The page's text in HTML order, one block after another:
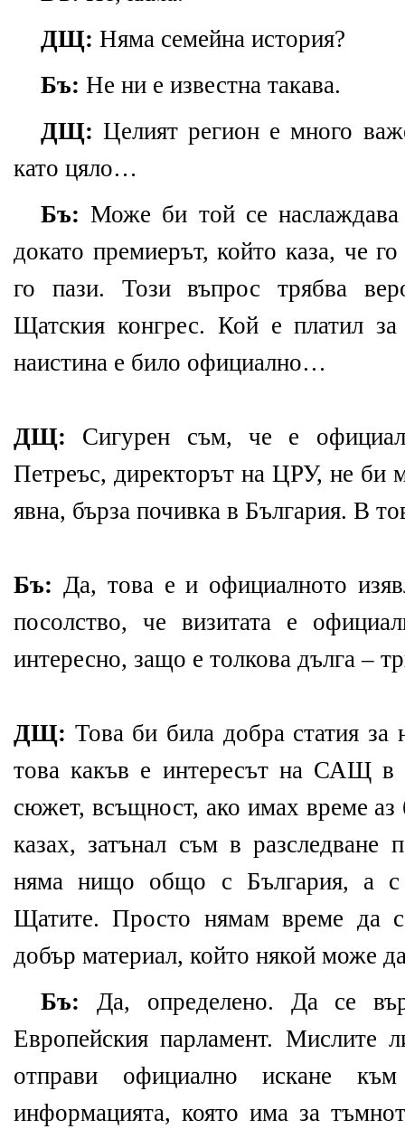
ДЩ: Няма семейна история?
Бъ: Не ни е известна такава.
ДЩ: Целият регион е много
като цяло…
Бъ: Може би той се
докато премиерът, който каза, че
го пази. Този въпрос трябва
Щатския конгрес. Кой е платил
наистина е било официално…
ДЩ: Сигурен съм, че е
Петреъс, директорът на ЦРУ, не би
явна, бърза почивка в България. В
Бъ: Да, това е и официалното
посолство, че визитата е
интересно, защо е толкова дълга –
ДЩ: Това би била добра статия
това какъв е интересът на САЩ в
сюжет, всъщност, ако имах време аз
казах, затънал съм в разследване
няма нищо общо с България, а с
Щатите. Просто нямам време да
добър материал, който някой може
Бъ: Да, определено. Да се
Европейския парламент. Мислите
отправи официално искане
информацията, която има за